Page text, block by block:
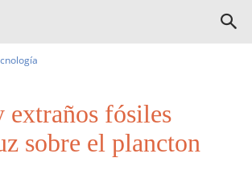
extraños fósiles
sobre el plancton